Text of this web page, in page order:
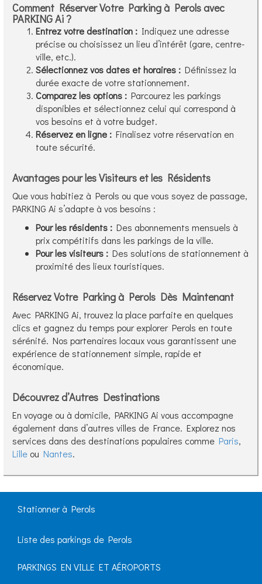
Comment Réserver Votre Parking à Perols avec
PARKING Ai ?
Entrez votre destination : Indiquez une adresse
précise ou choisissez un lieu d’intérêt (gare, centre-
ville, etc.).
Sélectionnez vos dates et horaires : Définissez la
durée exacte de votre stationnement.
Comparez les options : Parcourez les parkings
disponibles et sélectionnez celui qui correspond à
vos besoins et à votre budget.
Réservez en ligne : Finalisez votre réservation en
toute sécurité.
Avantages pour les Visiteurs et les Résidents
Que vous habitiez à Perols ou que vous soyez de passage,
PARKING Ai s’adapte à vos besoins :
Pour les résidents : Des abonnements mensuels à
prix compétitifs dans les parkings de la ville.
Pour les visiteurs : Des solutions de stationnement à
proximité des lieux touristiques.
Réservez Votre Parking à Perols Dès Maintenant
Avec PARKING Ai, trouvez la place parfaite en quelques
clics et gagnez du temps pour explorer Perols en toute
sérénité. Nos partenaires locaux vous garantissent une
expérience de stationnement simple, rapide et
économique.
Découvrez d’Autres Destinations
En voyage ou à domicile, PARKING Ai vous accompagne
également dans d’autres villes de France. Explorez nos
services dans des destinations populaires comme Paris,
Lille ou Nantes.
Stationner à Perols
Liste des parkings de Perols
PARKINGS EN VILLE ET AÉROPORTS